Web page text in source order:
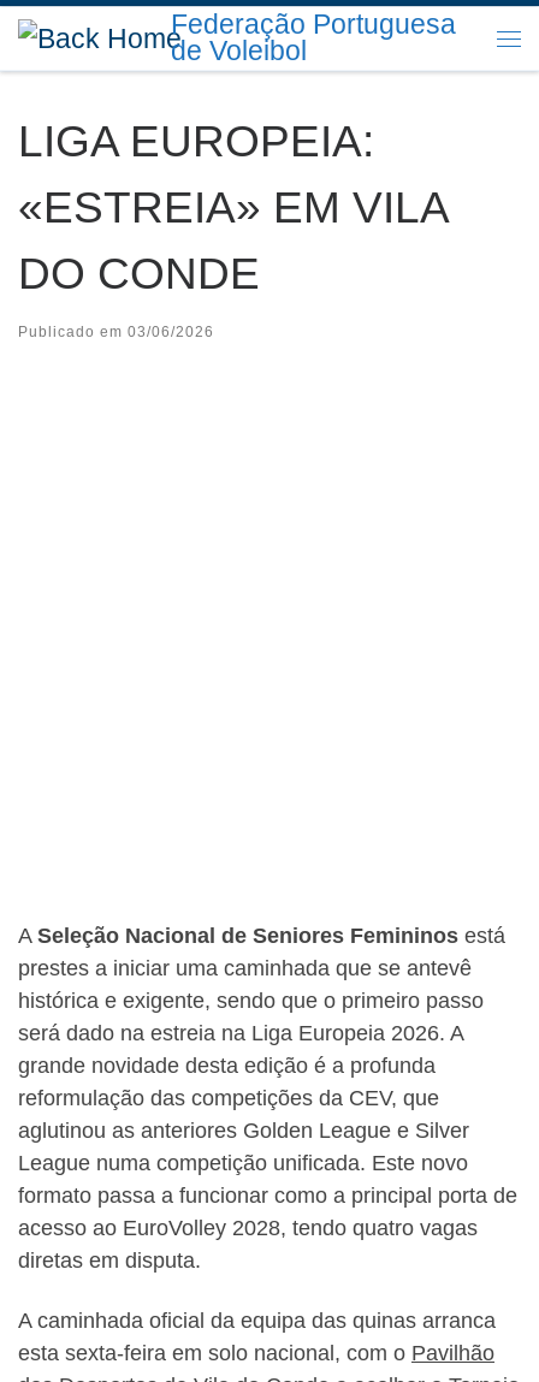
Skip to content Federação Portuguesa
de Voleibol
LIGA EUROPEIA:
«ESTREIA» EM VILA
DO CONDE
Publicado em 03/06/2026
A Seleção Nacional de Seniores Femininos está
prestes a iniciar uma caminhada que se antevê
histórica e exigente, sendo que o primeiro passo
será dado na estreia na Liga Europeia 2026. A
grande novidade desta edição é a profunda
reformulação das competições da CEV, que
aglutinou as anteriores Golden League e Silver
League numa competição unificada. Este novo
formato passa a funcionar como a principal porta de
acesso ao EuroVolley 2028, tendo quatro vagas
diretas em disputa.
A caminhada oficial da equipa das quinas arranca
esta sexta-feira em solo nacional, com o Pavilhão